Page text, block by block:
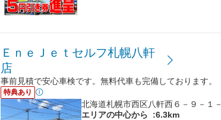
ＥｎｅＪｅｔセルフ札幌八軒
店
事前見積で安心車検です。無料代車も完備しております。
特典あり
北海道札幌市西区八軒西６－９－１
エリアの中心から
:6.3km